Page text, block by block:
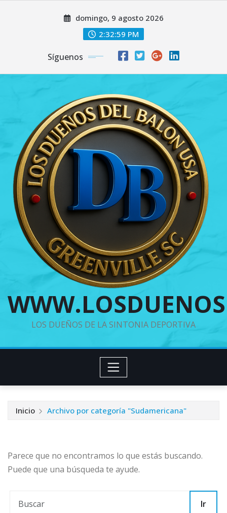
domingo, 9 agosto 2026
2:33:00 PM
Síguenos
LOS DUEÑOS DE LA SINTONIA DEPORTIVA
Inicio Archivo por categoría "Sudamericana"
Parece que no encontramos lo que estás buscando.
Puede que una búsqueda te ayude.
Ir